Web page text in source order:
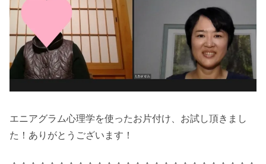
エニアグラム心理学を使ったお片付け、お試し頂きまし
た！ありがとうございます！